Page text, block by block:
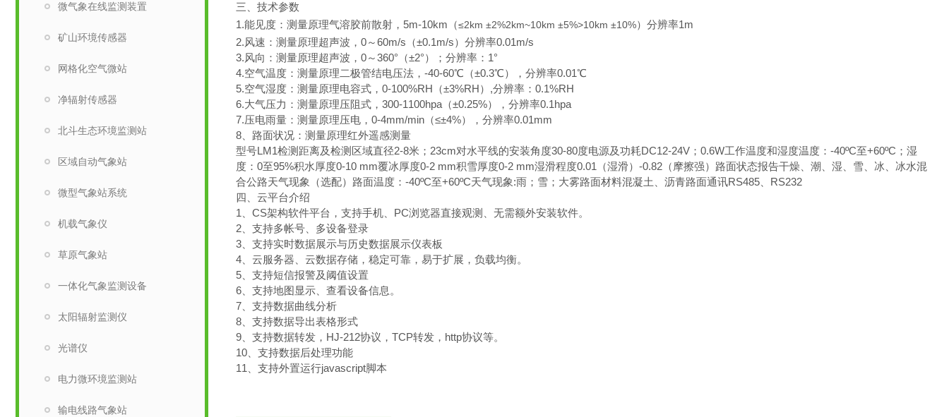
微气象在线监测装置
矿山环境传感器
网格化空气微站
净辐射传感器
北斗生态环境监测站
区域自动气象站
微型气象站系统
机载气象仪
草原气象站
一体化气象监测设备
太阳辐射监测仪
光谱仪
电力微环境监测站
输电线路气象站
三、技术参数
1.能见度：测量原理气溶胶前散射，5m-10km（≤2km ±2%2km~10km ±5%>10km ±10%）分辨率1m
2.风速：测量原理超声波，0～60m/s（±0.1m/s）分辨率0.01m/s
3.风向：测量原理超声波，0～360°（±2°）；分辨率：1°
4.空气温度：测量原理二极管结电压法，-40-60℃（±0.3℃），分辨率0.01℃
5.空气湿度：测量原理电容式，0-100%RH（±3%RH）,分辨率：0.1%RH
6.大气压力：测量原理压阻式，300-1100hpa（±0.25%），分辨率0.1hpa
7.压电雨量：测量原理压电，0-4mm/min（≤±4%），分辨率0.01mm
8、路面状况：测量原理红外遥感测量
型号LM1检测距离及检测区域直径2-8米；23cm对水平线的安装角度30-80度电源及功耗DC12-24V；0.6W工作温度和湿度温度：-40ºC至+60ºC；湿
度：0至95%积水厚度0-10 mm覆冰厚度0-2 mm积雪厚度0-2 mm湿滑程度0.01（湿滑）-0.82（摩擦强）路面状态报告干燥、潮、湿、雪、冰、冰水混
合公路天气现象（选配）路面温度：-40ºC至+60ºC天气现象:雨；雪；大雾路面材料混凝土、沥青路面通讯RS485、RS232
四、云平台介绍
1、CS架构软件平台，支持手机、PC浏览器直接观测、无需额外安装软件。
2、支持多帐号、多设备登录
3、支持实时数据展示与历史数据展示仪表板
4、云服务器、云数据存储，稳定可靠，易于扩展，负载均衡。
5、支持短信报警及阈值设置
6、支持地图显示、查看设备信息。
7、支持数据曲线分析
8、支持数据导出表格形式
9、支持数据转发，HJ-212协议，TCP转发，http协议等。
10、支持数据后处理功能
11、支持外置运行javascript脚本